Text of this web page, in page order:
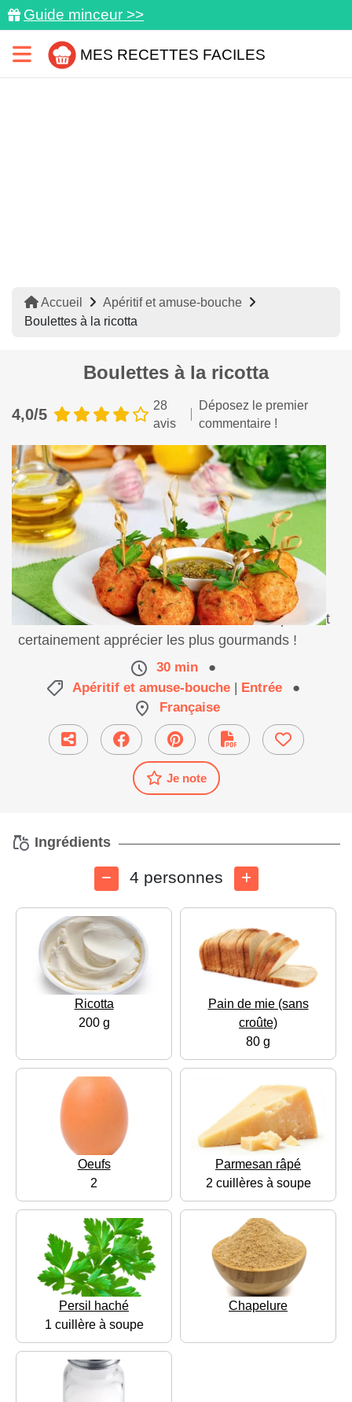
Guide minceur >>
MES RECETTES FACILES
Accueil
Apéritif et amuse-bouche
Boulettes à la ricotta
Boulettes à la ricotta
4,0/5
28
avis
Déposez le premier
commentaire !
Voici de délicieuses boulettes à la ricotta que vont
certainement apprécier les plus gourmands !
30 min
●
Apéritif et amuse-bouche | Entrée
●
Française
Je note
Ingrédients
4 personnes
Ricotta
200 g
Pain de mie (sans
croûte)
80 g
Oeufs
2
Parmesan râpé
2 cuillères à soupe
Persil haché
1 cuillère à soupe
Chapelure